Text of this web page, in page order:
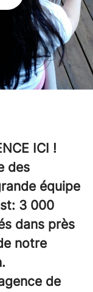
ICI !
des
équipe
3 000
dans près
notre
de